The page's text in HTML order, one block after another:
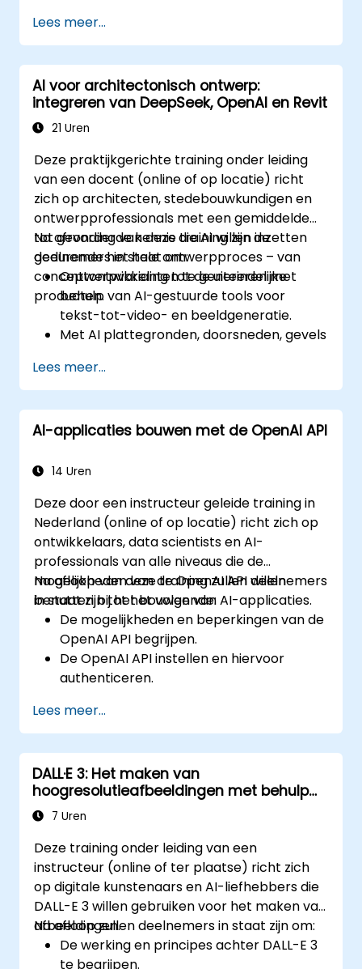
routineacties.
Lees meer...
AI voor architectonisch ontwerp:
integreren van DeepSeek, OpenAI en Revit
21 Uren
Deze praktijkgerichte training onder leiding
van een docent (online of op locatie) richt
zich op architecten, stedebouwkundigen en
ontwerpprofessionals met een gemiddelde
tot gevorderde kennis die AI willen inzetten
gedurende het hele ontwerpproces – van
conceptontwikkeling tot de uiteindelijke
producten.
Na afronding van deze training zijn de
deelnemers in staat om:
Ontwerpvarianten te genereren met
behulp van AI-gestuurde tools voor
tekst-tot-video- en beeldgeneratie.
Met AI plattegronden, doorsneden, gevels
Voldoen aan wettelijke eisen door gebruik
te maken van AI-gebaseerde
ontwerpspecificaties.
AI-werkstromen te integreren in Revit en
Lees meer...
AI-applicaties bouwen met de OpenAI API
14 Uren
Deze door een instructeur geleide training in
Nederland (online of op locatie) richt zich op
ontwikkelaars, data scientists en AI-
professionals van alle niveaus die de
mogelijkheden van de OpenAI API willen
benutten bij het bouwen van AI-applicaties.
Na afloop van deze training zullen deelnemers
in staat zijn tot het volgende:
De mogelijkheden en beperkingen van de
OpenAI API begrijpen.
De OpenAI API instellen en hiervoor
authenticeren.
eigen applicaties.
De API gebruiken voor taken zoals
tekstgeneratie, -aanvulling en -
classificatie.
Modeloutputen optimaliseren en fine-
tunen voor specifieke toepassingen.
ontwikkelen van AI-applicaties.
Lees meer...
DALL·E 3: Het maken van
hoogresolutieafbeeldingen met behulp
van AI7 Uren
Deze training onder leiding van een
instructeur (online of ter plaatse) richt zich
op digitale kunstenaars en AI-liefhebbers die
DALL-E 3 willen gebruiken voor het maken van
afbeeldingen.
Na afloop zullen deelnemers in staat zijn om:
De werking en principes achter DALL-E 3
te begrijpen.